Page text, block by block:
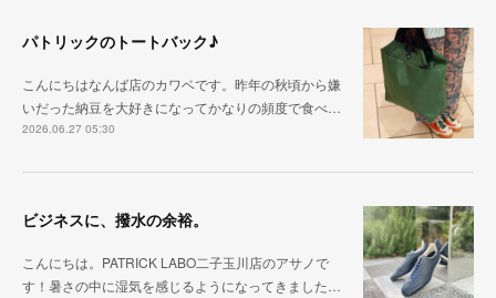
パトリックのトートバック♪
こんにちはなんば店のカワベです。昨年の秋頃から嫌
いだった納豆を大好きになってかなりの頻度で食べ…
2026.06.27 05:30
ビジネスに、撥水の余裕。
こんにちは。PATRICK LABO二子玉川店のアサノで
す！暑さの中に湿気を感じるようになってきました…